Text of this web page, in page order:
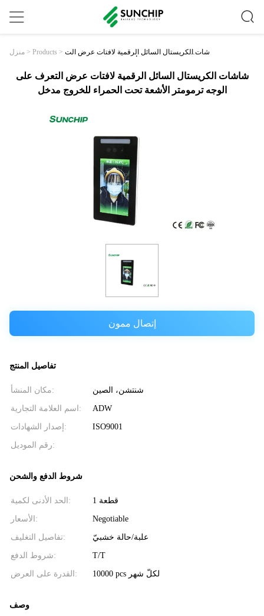
منزل > Products > شاشات الكريستال السائل الرقمية لافتات عرض الت
عرف على الوجه ترمومتر الأشعة تحت الحمراء للخرو
شاشات الكريستال السائل الرقمية لافتات عرض التعرف على
الوجه ترمومتر الأشعة تحت الحمراء للخروج مدخل
إتصال ممون
تفاصيل المنتج
مكان المنشأ: شنتشن، الصين
اسم العلامة التجارية: ADW
إصدار الشهادات: ISO9001
رقم الموديل:
شروط الدفع والشحن
الحد الأدنى لكمية: 1 قطعة
الأسعار: Negotiable
تفاصيل التغليف: علبة/حالة خشبيّ
شروط الدفع: T/T
القدرة على العرض: 10000 pcs لكلّ شهر
وصف